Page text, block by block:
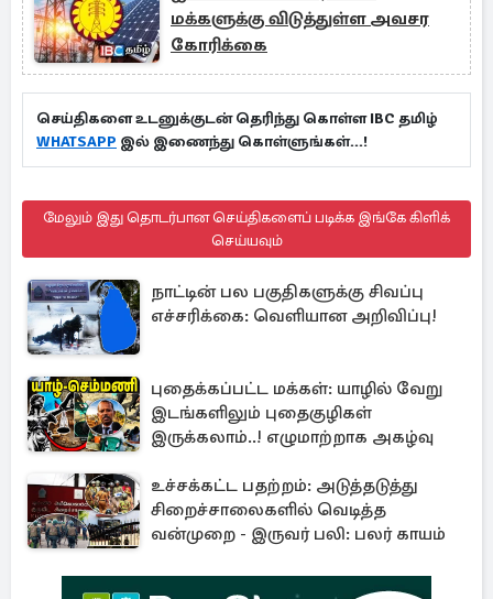
மக்களுக்கு விடுத்துள்ள அவசர
கோரிக்கை
செய்திகளை உடனுக்குடன் தெரிந்து கொள்ள IBC தமிழ்
WHATSAPP இல் இணைந்து கொள்ளுங்கள்...!
மேலும் இது தொடர்பான செய்திகளைப் படிக்க இங்கே கிளிக்
செய்யவும்
நாட்டின் பல பகுதிகளுக்கு சிவப்பு
எச்சரிக்கை: வெளியான அறிவிப்பு!
புதைக்கப்பட்ட மக்கள்: யாழில் வேறு
இடங்களிலும் புதைகுழிகள்
இருக்கலாம்..! எழுமாற்றாக அகழ்வு
உச்சக்கட்ட பதற்றம்: அடுத்தடுத்து
சிறைச்சாலைகளில் வெடித்த
வன்முறை - இருவர் பலி: பலர் காயம்